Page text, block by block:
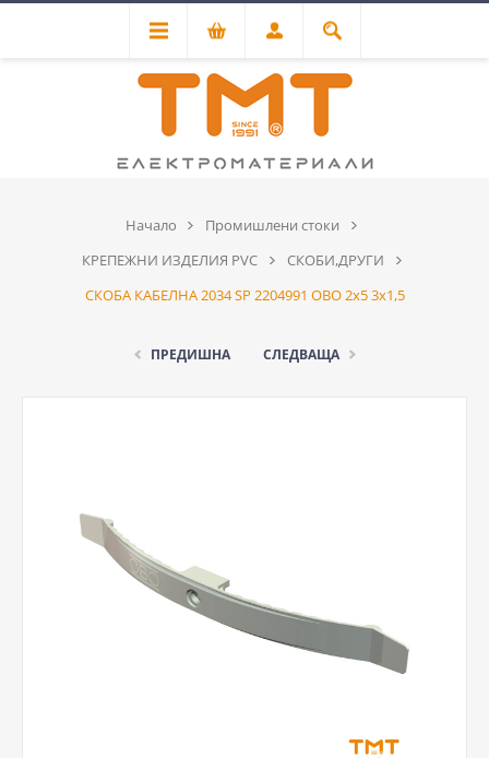
Начало
Промишлени стоки
КРЕПЕЖНИ ИЗДЕЛИЯ PVC
СКОБИ,ДРУГИ
СКОБА КАБЕЛНА 2034 SP 2204991 OBO 2x5 3x1,5
ПРЕДИШНА СЛЕДВАЩА